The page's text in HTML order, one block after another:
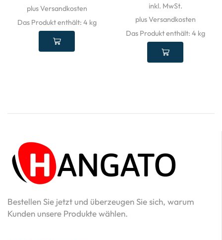
plus Versandkosten
Das Produkt enthält: 4 kg
inkl. MwSt.
plus Versandkosten
Das Produkt enthält: 4 kg
Bestellen Sie jetzt und überzeugen Sie sich, warum
Kunden unsere Produkte wählen.